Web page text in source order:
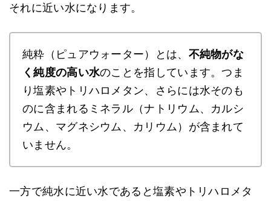
それに近い水になります。
純粋（ピュアウォーター）とは、 不純物がな
く純度の高い水のことを指しています。つま
り塩素やトリハロメタン、さらには水そのも
のに含まれるミネラル（ナトリウム、カルシ
ウム、マグネシウム、カリウム）が含まれて
いません。
一方で純水に近い水であると塩素やトリハロメタ